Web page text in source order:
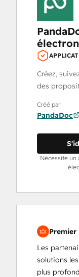
Créez,
des
Créé par
PandaDoc
Nécessite un
Premier
Les
solutions
plus